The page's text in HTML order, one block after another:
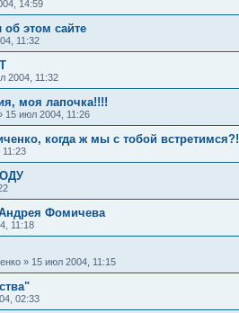
14:59
об этом сайте
11:32
2004, 11:32
моя лапочка!!!!
15 июл 2004, 11:26
когда ж мы с тобой встретимся?!
Фомичева
11:18
» 15 июл 2004, 11:15
02:33